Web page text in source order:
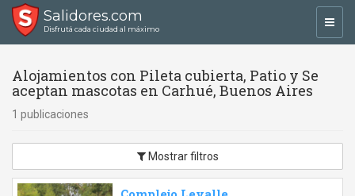
Salidores.com
Disfrutá cada ciudad al máximo
Alojamientos con Pileta cubierta, Patio y Se
aceptan mascotas en Carhué, Buenos Aires
1 publicaciones
Mostrar filtros